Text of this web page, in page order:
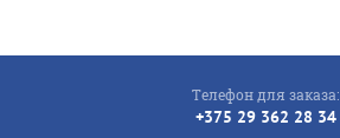
Телефон для заказа:
+375 29 362 28 34